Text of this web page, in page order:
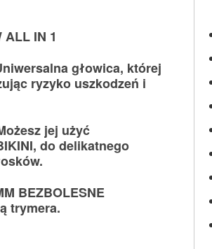
ALL IN 1
głowica, której
ryzyko uszkodzeń i
jej użyć
do delikatnego
BEZBOLESNE
trymera.